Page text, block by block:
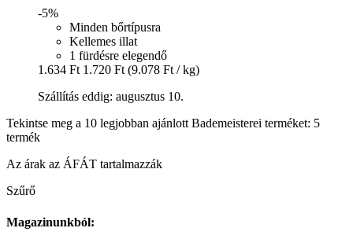
-5%
Minden bőrtípusra
Kellemes illat
1 fürdésre elegendő
1.634 Ft 1.720 Ft (9.078 Ft / kg)
Szállítás eddig: augusztus 10.
Tekintse meg a 10 legjobban ajánlott Bademeisterei terméket: 5
termék
Az árak az ÁFÁT tartalmazzák
Szűrő
Magazinunkból: